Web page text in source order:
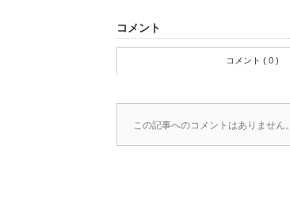
コメント
コメント ( 0 )
この記事へのコメントはありません。